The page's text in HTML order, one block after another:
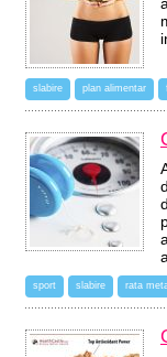
slabire plan alimentar
sport slabire rata